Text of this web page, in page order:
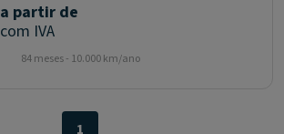
a partir de
com IVA
84 meses - 10.000 km/ano
1